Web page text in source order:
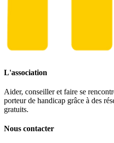
L'association
Aider, conseiller et faire se
porteur de handicap grâce à des
gratuits.
Nous contacter